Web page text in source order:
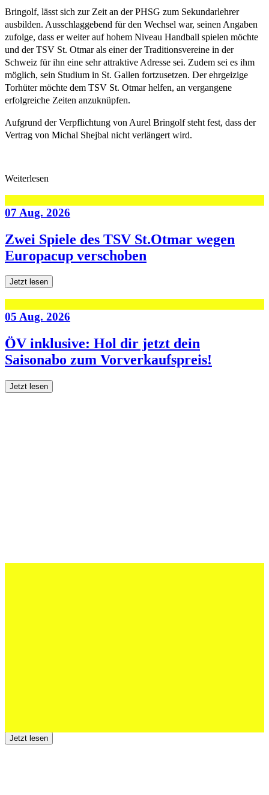
Bringolf, lässt sich zur Zeit an der PHSG zum Sekundarlehrer
ausbilden. Ausschlaggebend für den Wechsel war, seinen Angaben
zufolge, dass er weiter auf hohem Niveau Handball spielen möchte
und der TSV St. Otmar als einer der Traditionsvereine in der
Schweiz für ihn eine sehr attraktive Adresse sei. Zudem sei es ihm
möglich, sein Studium in St. Gallen fortzusetzen. Der ehrgeizige
Torhüter möchte dem TSV St. Otmar helfen, an vergangene
erfolgreiche Zeiten anzuknüpfen.
Aufgrund der Verpflichtung von Aurel Bringolf steht fest, dass der
Vertrag von Michal Shejbal nicht verlängert wird.
Weiterlesen
07 Aug. 2026
Zwei Spiele des TSV St.Otmar wegen
Europacup verschoben
Jetzt lesen
05 Aug. 2026
ÖV inklusive: Hol dir jetzt dein
Saisonabo zum Vorverkaufspreis!
Jetzt lesen
Jetzt lesen